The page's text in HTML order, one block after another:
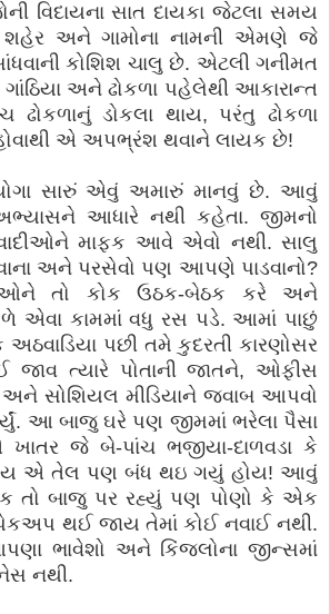
વિદાયના સાત દાયકા જેટલા સમય
અને ગામોના નામની એમણે જે
કોશિશ ચાલુ છે. એટલી ગનીમત
અને ઢોકળા પહેલેથી આકારાન્ત
ઢોકળાનું ડોકલા થાય, પરંતુ ઢોકળા
એ અપભ્રંશ થવાને લાયક છે!
સારું એવું અમારું માનવું છે. આવું
આધારે નથી કહેતા. જીમનો
માફક આવે એવો નથી. સાલુ
અને પરસેવો પણ આપણે પાડવાનો?
તો કોક ઉઠક-બેઠક કરે અને
એવા કામમાં વધુ રસ પડે. આમાં પાછું
અઠવાડિયા પછી તમે કુદરતી કારણોસર
ત્યારે પોતાની જાતને, ઓફીસ
સોશિયલ મીડિયાને જવાબ આપવો
આ બાજુ ઘરે પણ જીમમાં ભરેલા પૈસા
જે બે-પાંચ ભજીયા-દાળવડા કે
એ તેલ પણ બંધ થઇ ગયું હોય! આવું
તો બાજુ પર રહ્યું પણ પોણો કે એક
થઈ જાય તેમાં કોઈ નવાઈ નથી.
ભાવેશો અને કિંજલોના જીન્સમાં
નથી.